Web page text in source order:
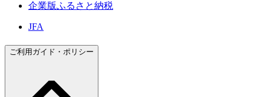
企業版ふるさと納税
JFA
ご利用ガイド・ポリシー